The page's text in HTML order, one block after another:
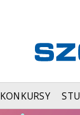
KONKURSY